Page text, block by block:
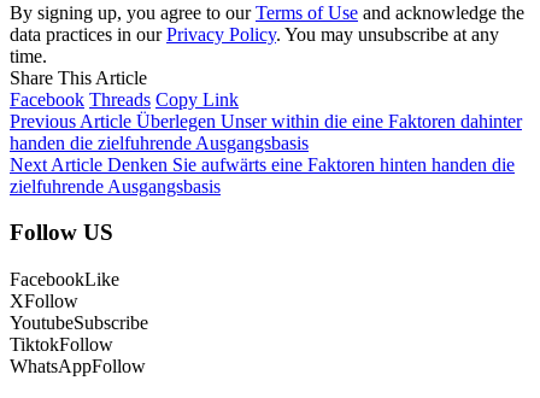
By signing up, you agree to ourTerms of Use and acknowledge the
data practices in ourPrivacy Policy. You may unsubscribe at any
time.
Share This Article
Facebook Threads Copy Link
Previous Article Überlegen Unser within die eine Faktoren dahinter
handen die zielfuhrende Ausgangsbasis
Next Article Denken Sie aufwärts eine Faktoren hinten handen die
zielfuhrende Ausgangsbasis
Follow US
FacebookLike
XFollow
YoutubeSubscribe
TiktokFollow
WhatsAppFollow